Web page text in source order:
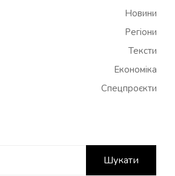
Новини
Регіони
Тексти
Економіка
Спецпроєкти